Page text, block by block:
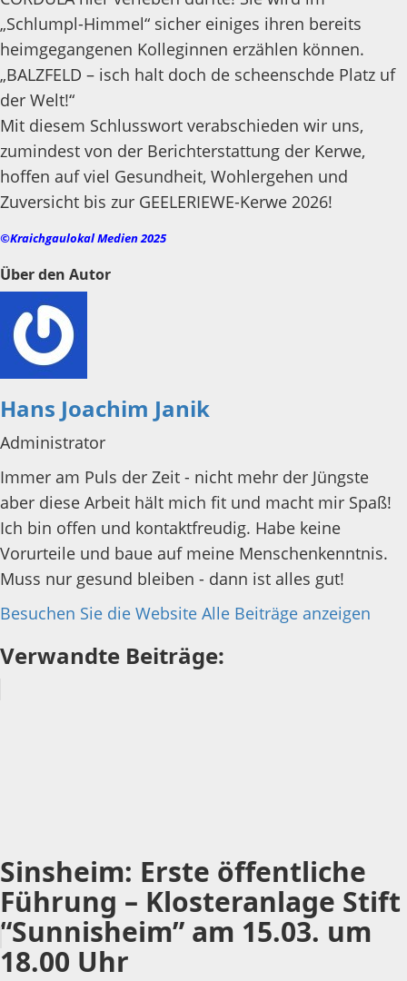
„Schlumpl-Himmel“ sicher einiges ihren bereits
heimgegangenen Kolleginnen erzählen können.
„BALZFELD – isch halt doch de scheenschde Platz uf
der Welt!“
Mit diesem Schlusswort verabschieden wir uns,
zumindest von der Berichterstattung der Kerwe,
hoffen auf viel Gesundheit, Wohlergehen und
Zuversicht bis zur GEELERIEWE-Kerwe 2026!
©Kraichgaulokal Medien 2025
Über den Autor
Hans Joachim Janik
Administrator
Immer am Puls der Zeit - nicht mehr der Jüngste
aber diese Arbeit hält mich fit und macht mir Spaß!
Ich bin offen und kontaktfreudig. Habe keine
Vorurteile und baue auf meine Menschenkenntnis.
Muss nur gesund bleiben - dann ist alles gut!
Besuchen Sie die Website Alle Beiträge anzeigen
Verwandte Beiträge:
Sinsheim: Erste öffentliche
Führung – Klosteranlage Stift
“Sunnisheim” am 15.03. um
18.00 Uhr